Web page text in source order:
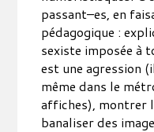
passant–es, en
pédagogique :
sexiste imposée à
est une agression
même dans le
affiches), montrer
banaliser des